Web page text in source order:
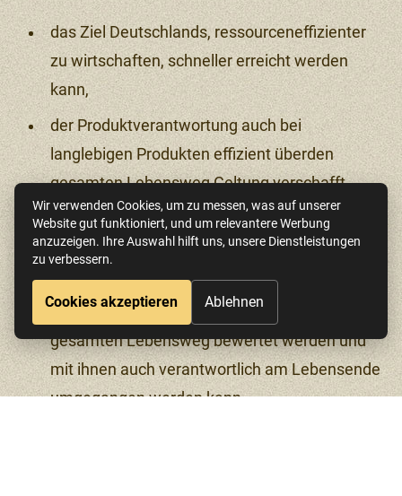
Wir verwenden Cookies, um zu messen, was auf unserer
Website gut funktioniert, und um relevantere Werbung
anzuzeigen. Ihre Auswahl hilft uns, unsere Dienstleistungen
zu verbessern.
Cookies akzeptieren Ablehnen
ENES Impressum
das Ziel Deutschlands, ressourceneffizienter
zu wirtschaften, schneller erreicht werden
kann,
der Produktverantwortung auch bei
langlebigen Produkten effizient überden
gesamten Lebensweg Geltung verschafft
werden kann,
die Akteure in den Stoffstromsystemen dabei
eigenverantwort- licher handeln,
die Umweltrelevanz von Produkten über ihren
gesamten Lebensweg bewertet werden und
mit ihnen auch verantwortlich am Lebensende
umgegangen werden kann,